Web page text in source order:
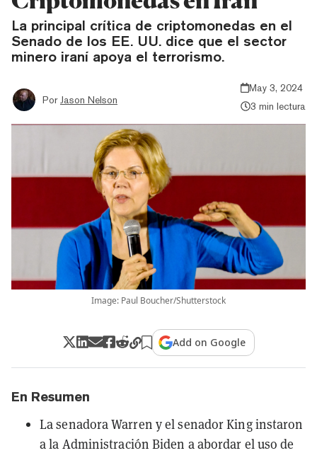
La principal crítica de criptomonedas en el
Senado de los EE. UU. dice que el sector
minero iraní apoya el terrorismo.
Por Jason Nelson
May 3, 2024
3 min lectura
Image: Paul Boucher/Shutterstock
Add on Google
En Resumen
La senadora Warren y el senador King instaron
a la Administración Biden a abordar el uso de